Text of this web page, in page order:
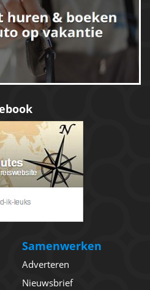
Samenwerken
Adverteren
Nieuwsbrief